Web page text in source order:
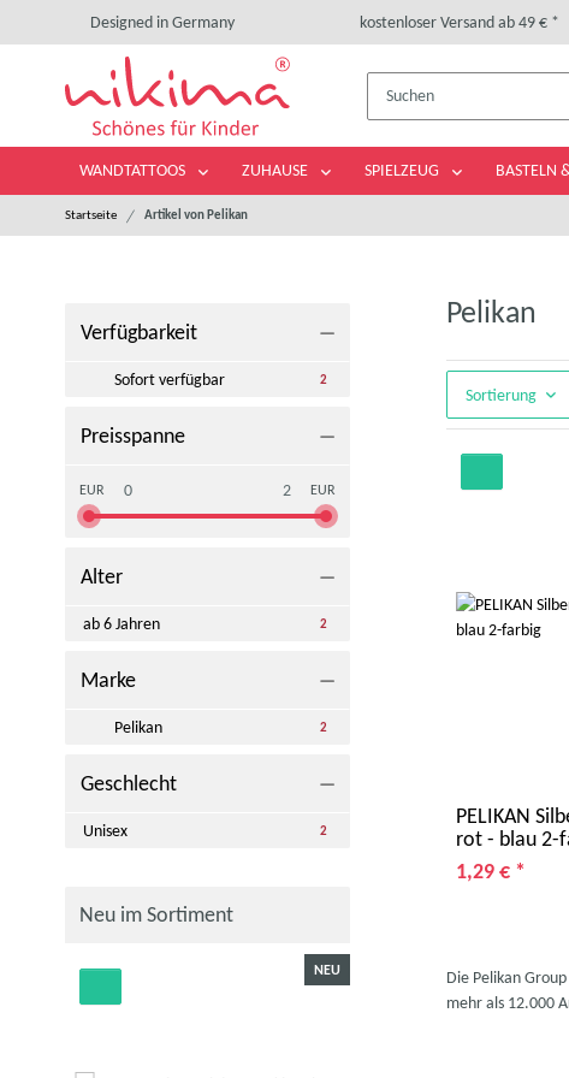
Designed in Germany kostenloser Versand ab 49 € *
WANDTATTOOS ZUHAUSE SPIELZEUG BASTELN
Startseite Artikel von Pelikan
Pelikan
Sortierung
PELIKAN
rot - blau 2-
1,29 € *
Die Pelikan
mehr als 12.000
Verfügbarkeit
Sofort verfügbar 2Artikel gefunden
Preisspanne
EUR EUR
Alter
ab 6 Jahren 2Artikel gefunden
Marke
Pelikan 2Artikel gefunden
Geschlecht
Unisex 2Artikel gefunden
Neu im Sortiment
NEU